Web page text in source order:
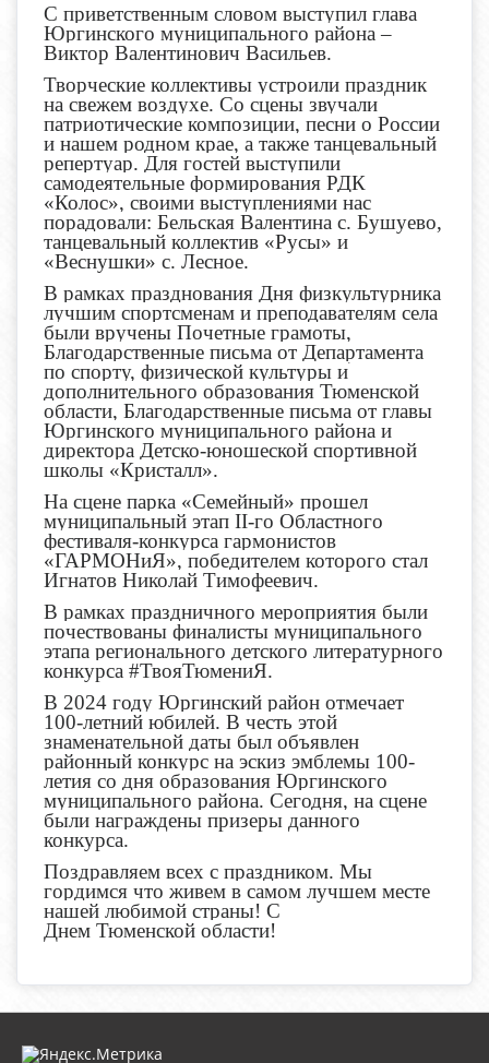
С приветственным словом выступил глава
Юргинского муниципального района –
Виктор Валентинович Васильев.
Творческие коллективы устроили праздник
на свежем воздухе. Со сцены звучали
патриотические композиции, песни о России
и нашем родном крае, а также танцевальный
репертуар. Для гостей выступили
самодеятельные формирования РДК
«Колос», своими выступлениями нас
порадовали: Бельская Валентина с. Бушуево,
танцевальный коллектив «Русы» и
«Веснушки» с. Лесное.
В рамках празднования Дня физкультурника
лучшим спортсменам и преподавателям села
были вручены Почетные грамоты,
Благодарственные письма от Департамента
по спорту, физической культуры и
дополнительного образования Тюменской
области, Благодарственные письма от главы
Юргинского муниципального района и
директора Детско-юношеской спортивной
школы «Кристалл».
На сцене парка «Семейный» прошел
муниципальный этап II-го Областного
фестиваля-конкурса гармонистов
«ГАРМОНиЯ», победителем которого стал
Игнатов Николай Тимофеевич.
В рамках праздничного мероприятия были
почествованы финалисты муниципального
этапа регионального детского литературного
конкурса #ТвояТюмениЯ.
В 2024 году Юргинский район отмечает
100-летний юбилей. В честь этой
знаменательной даты был объявлен
районный конкурс на эскиз эмблемы 100-
летия со дня образования Юргинского
муниципального района. Сегодня, на сцене
были награждены призеры данного
конкурса.
Поздравляем всех с праздником. Мы
гордимся что живем в самом лучшем месте
нашей любимой страны! С
Днем Тюменской области!